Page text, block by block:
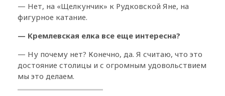
— Hет, на «Щелкунчик» к Рудковской Яне, на
фигурное катание.
— Кремлевская елка все еще интересна?
— Ну почему нет? Конечно, да. Я считаю, что это
достояние столицы и с огромным удовольствием
мы это делаем.